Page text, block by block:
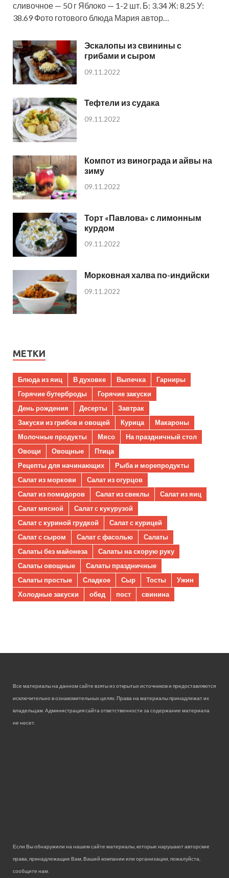
сливочное — 50 г Яблоко — 1-2 шт. Б: 3.34 Ж: 8.25 У:
38.69 Фото готового блюда Мария автор…
Эскалопы из свинины с
грибами и сыром
09.11.2022
Тефтели из судака
09.11.2022
Компот из винограда и айвы на
зиму
09.11.2022
Торт «Павлова» с лимонным
курдом
09.11.2022
Морковная халва по-индийски
09.11.2022
МЕТКИ
Блюда из яиц В духовке Выпечка
Гарниры
Горячие бутерброды
Горячие закуски
День рождения
Десерты
Завтрак
Закуски из грибов и овощей
Курица
Макароны
Молочные продукты
Мясо
На праздничный стол
Овощи
Овощные
Птица
Рецепты для начинающих
Рыба и морепродукты
Салат из моркови
Салат из огурцов
Салат из помидоров
Салат из свеклы
Салат из яиц
Салат мясной
Салат с кукурузой
Салат с куриной грудкой
Салат с курицей
Салат с сыром
Салат с фасолью
Салаты
Салаты без майонеза
Салаты на скорую руку
Салаты овощные
Салаты праздничные
Салаты простые
Сладкое Сыр Тосты
Ужин
Холодные закуски
обед пост свинина
Все материалы на данном сайте взяты из открытых источников и предоставляются
исключительно в ознакомительных целях. Права на материалы принадлежат их
владельцам. Администрация сайта ответственности за содержание материала
не несет.
Если Вы обнаружили на нашем сайте материалы, которые нарушают авторские
права, принадлежащие Вам, Вашей компании или организации, пожалуйста,
сообщите нам.